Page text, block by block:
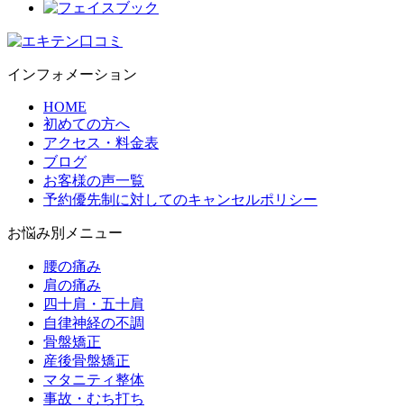
インフォメーション
HOME
初めての方へ
アクセス・料金表
ブログ
お客様の声一覧
予約優先制に対してのキャンセルポリシー
お悩み別メニュー
腰の痛み
肩の痛み
四十肩・五十肩
自律神経の不調
骨盤矯正
産後骨盤矯正
マタニティ整体
事故・むち打ち